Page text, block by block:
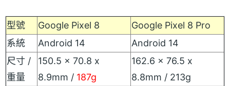
型號 Google Pixel 8
Google Pixel 8 Pro
系統
Android 14
Android 14
尺寸 /
重量
150.5 x 70.8 x
8.9mm / 187g
162.6 x 76.5 x
8.8mm / 213g